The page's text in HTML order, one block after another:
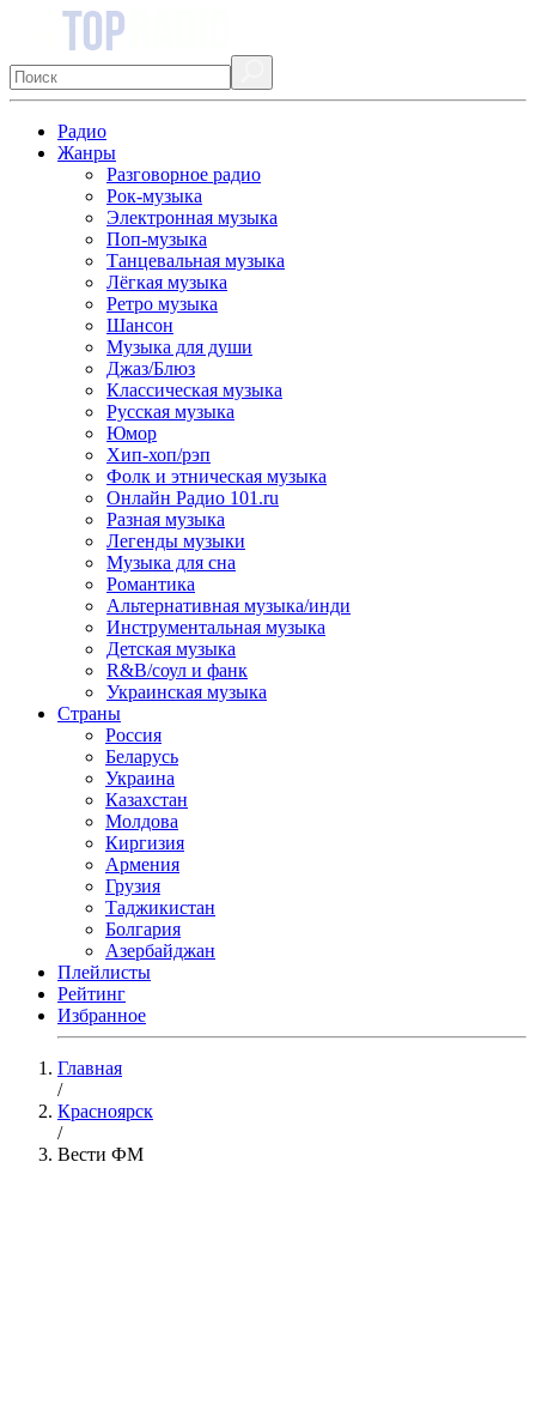
Радио
Жанры
Разговорное радио
Рок-музыка
Электронная музыка
Поп-музыка
Танцевальная музыка
Лёгкая музыка
Ретро музыка
Шансон
Музыка для души
Джаз/Блюз
Классическая музыка
Русская музыка
Юмор
Хип-хоп/рэп
Фолк и этническая музыка
Онлайн Радио 101.ru
Разная музыка
Легенды музыки
Музыка для сна
Романтика
Альтернативная музыка/инди
Инструментальная музыка
Детская музыка
R&B/cоул и фанк
Украинская музыка
Страны
Россия
Беларусь
Украина
Казахстан
Молдова
Киргизия
Армения
Грузия
Таджикистан
Болгария
Азербайджан
Плейлисты
Рейтинг
Избранное
Главная
/
Красноярск
/
Вести ФМ